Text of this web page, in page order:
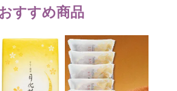
おすすめ商品